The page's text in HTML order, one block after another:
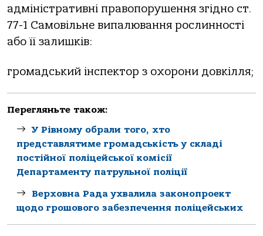
адміністративні правопорушення згідно ст.
77-1 Самовільне випалювання рослинності
або її залишків:
громадський інспектор з охорони довкілля;
Перегляньте також:
У Рівному обрали того, хто
представлятиме громадськість у складі
постійної поліцейської комісії
Департаменту патрульної поліції
Верховна Рада ухвалила законопроект
щодо грошового забезпечення поліцейських